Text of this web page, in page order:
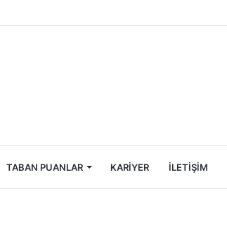
İçin Ekonomik Tatil Rehberi
TABAN PUANLAR KARIYER İLETIŞIM